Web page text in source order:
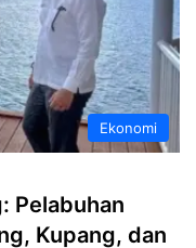
Ekonomi
Pelabuhan
Kupang, dan